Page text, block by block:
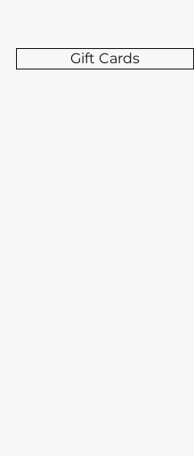
Gift Cards